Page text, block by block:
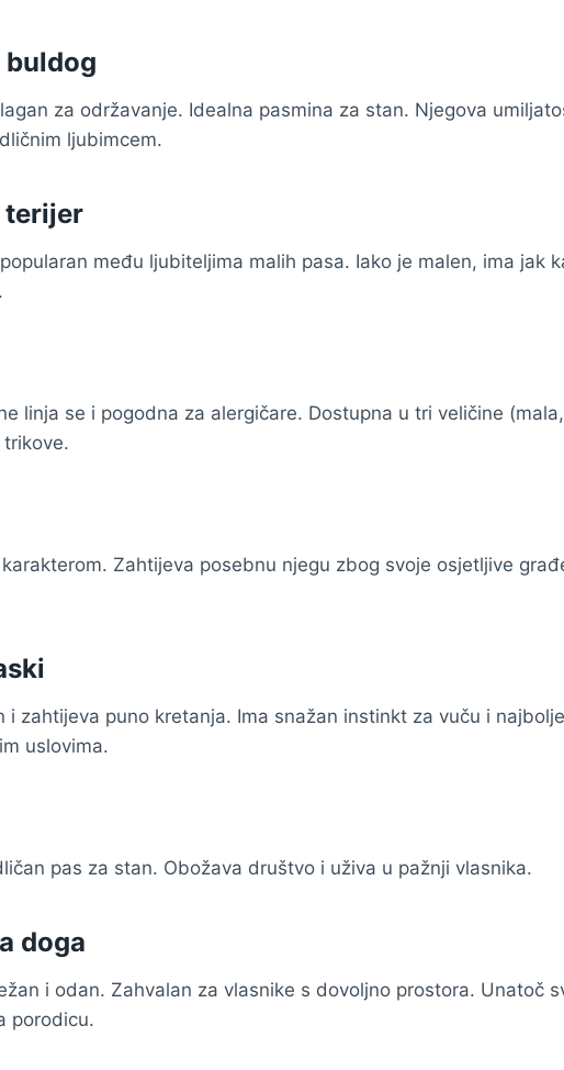
buldog
za održavanje. Idealna pasmina za stan. Njegova
ljubimcem.
među ljubiteljima malih pasa. Iako je malen, ima jak
linja se i pogodna za alergičare. Dostupna u tri veličine
Zahtijeva posebnu njegu zbog svoje osjetljive
i zahtijeva puno kretanja. Ima snažan instinkt za vuču i
uslovima.
pas za stan. Obožava društvo i uživa u pažnji vlasnika.
doga
i odan. Zahvalan za vlasnike s dovoljno prostora. Unatoč
porodicu.